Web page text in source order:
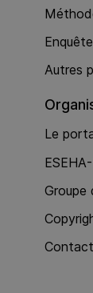
Autres
Le
Groupe